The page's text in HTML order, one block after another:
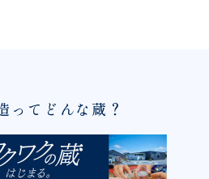
ってどんな蔵？